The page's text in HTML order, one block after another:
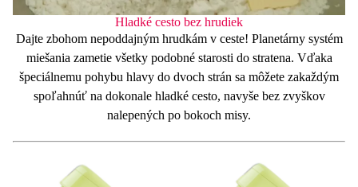
Hladké cesto bez hrudiek
Dajte zbohom nepoddajným hrudkám v ceste! Planetárny systém
miešania zametie všetky podobné starosti do stratena. Vďaka
špeciálnemu pohybu hlavy do dvoch strán sa môžete zakaždým
spoľahnúť na dokonale hladké cesto, navyše bez zvyškov
nalepených po bokoch misy.